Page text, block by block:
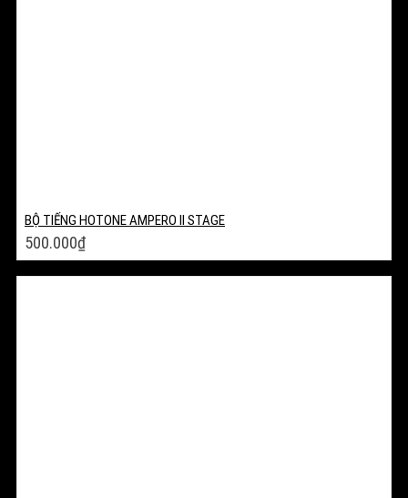
BỘ TIẾNG HOTONE AMPERO II STAGE
500.000₫